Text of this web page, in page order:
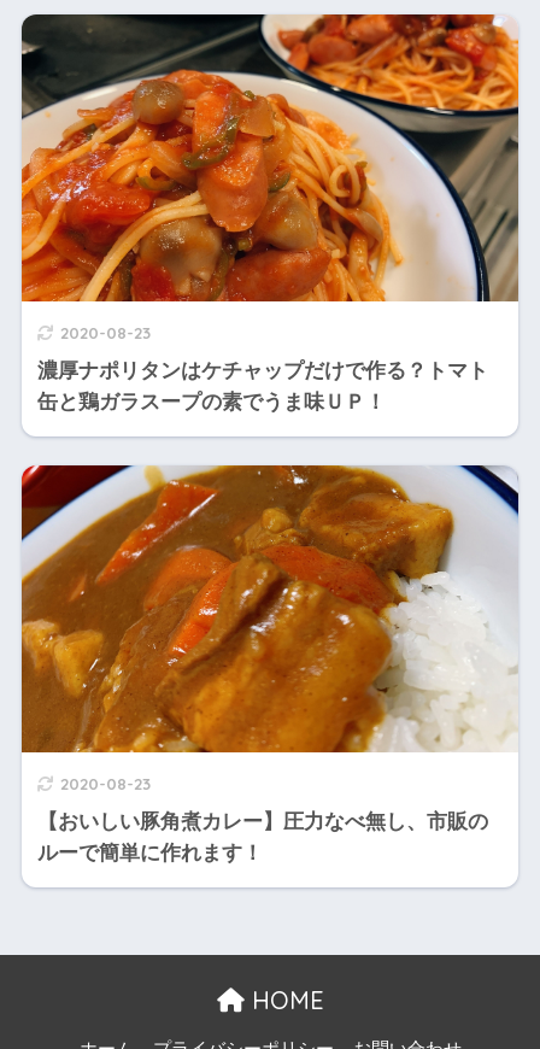
2020-08-23
濃厚ナポリタンはケチャップだけで作る？トマト
缶と鶏ガラスープの素でうま味ＵＰ！
2020-08-23
【おいしい豚角煮カレー】圧力なべ無し、市販の
ルーで簡単に作れます！
HOME